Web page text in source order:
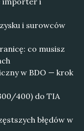
i surowców
co musisz
w BDO — krok
400) do TIA
błędów w